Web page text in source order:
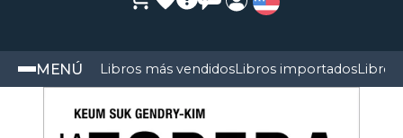
MENÚ Libros más vendidosLibros importadosLibros